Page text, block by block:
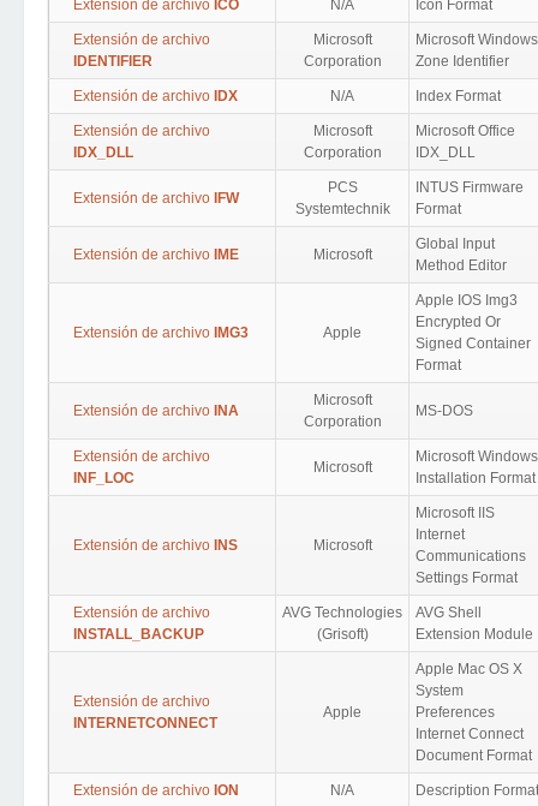
Extensión de archivo ICO N/A Icon Format
Extensión de archivo
IDENTIFIER
Microsoft
Corporation
Microsoft Windows
Zone Identifier
Extensión de archivo IDX N/A Index Format
Extensión de archivo
IDX_DLL
Microsoft
Corporation
Microsoft Office
IDX_DLL
Extensión de archivo IFW
PCS
Systemtechnik
INTUS Firmware
Format
Extensión de archivo IME Microsoft
Global Input
Method Editor
Extensión de archivo IMG3 Apple
Apple IOS Img3
Encrypted Or
Signed Container
Format
Extensión de archivo INA
Microsoft
Corporation
MS-DOS
Extensión de archivo
INF_LOC
Microsoft
Microsoft Windows
Installation Format
Extensión de archivo INS Microsoft
Microsoft IIS
Internet
Communications
Settings Format
Extensión de archivo
INSTALL_BACKUP
AVG Technologies
(Grisoft)
AVG Shell
Extension Module
Extensión de archivo
INTERNETCONNECT
Apple
Apple Mac OS X
System
Preferences
Internet Connect
Document Format
Extensión de archivo ION N/A Description Format